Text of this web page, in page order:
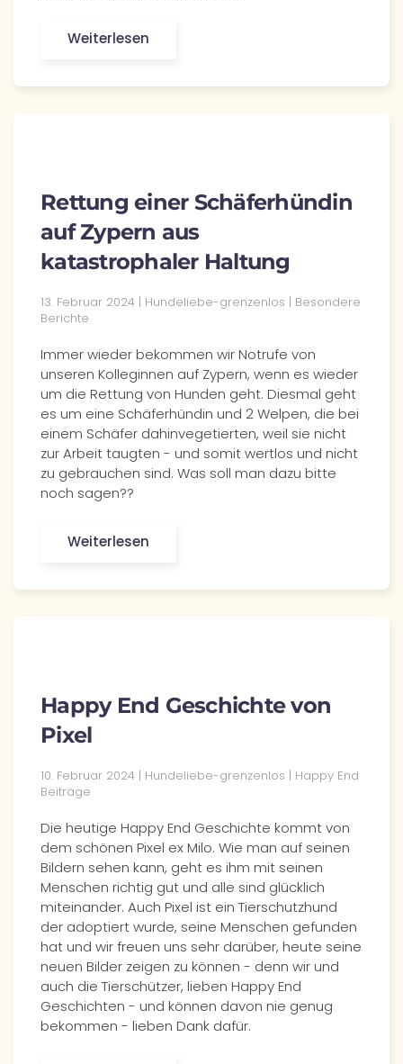
Weiterlesen
Rettung einer Schäferhündin
auf Zypern aus
katastrophaler Haltung
13. Februar 2024 | Hundeliebe-grenzenlos | Besondere
Berichte
Immer wieder bekommen wir Notrufe von
unseren Kolleginnen auf Zypern, wenn es wieder
um die Rettung von Hunden geht. Diesmal geht
es um eine Schäferhündin und 2 Welpen, die bei
einem Schäfer dahinvegetierten, weil sie nicht
zur Arbeit taugten - und somit wertlos und nicht
zu gebrauchen sind. Was soll man dazu bitte
noch sagen??
Weiterlesen
Happy End Geschichte von
Pixel
10. Februar 2024 | Hundeliebe-grenzenlos | Happy End
Beiträge
Die heutige Happy End Geschichte kommt von
dem schönen Pixel ex Milo. Wie man auf seinen
Bildern sehen kann, geht es ihm mit seinen
Menschen richtig gut und alle sind glücklich
miteinander. Auch Pixel ist ein Tierschutzhund
der adoptiert wurde, seine Menschen gefunden
hat und wir freuen uns sehr darüber, heute seine
neuen Bilder zeigen zu können - denn wir und
auch die Tierschützer, lieben Happy End
Geschichten - und können davon nie genug
bekommen - lieben Dank dafür.